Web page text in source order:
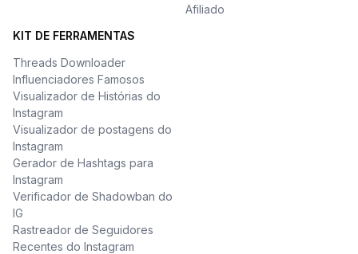
Afiliado
KIT DE FERRAMENTAS
Threads Downloader
Influenciadores Famosos
Visualizador de Histórias do
Instagram
Visualizador de postagens do
Instagram
Gerador de Hashtags para
Instagram
Verificador de Shadowban do
IG
Rastreador de Seguidores
Recentes do Instagram